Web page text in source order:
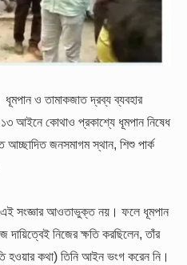
ও তামাকজাত দ্রব্য ব্যবহার
আইনে কোথাও প্রকাশ্যে ধূমপান নিষেধ
জনসমাগম স্থান, শিশু পার্ক
এই সংজ্ঞার আওতাভুক্ত নয়। ফলে ধূমপান
দায়িত্বেই নিজের ক্ষতি করছিলেন, তাঁর
হওয়ার কথা) তিনি আইন ভংগ করেন নি।